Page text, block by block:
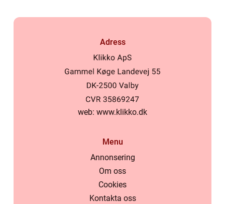
Adress
web: www.klikko.dk
Menu
Annonsering
Om oss
Cookies
Kontakta oss